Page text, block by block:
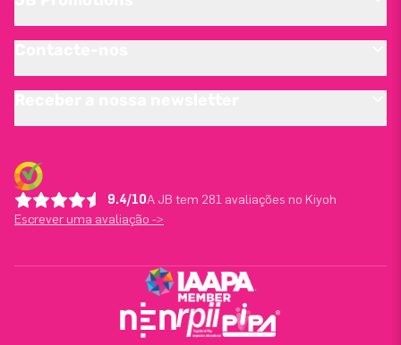
9.4/10A JB tem 281 avaliações no Kiyoh
Escrever uma avaliação ->